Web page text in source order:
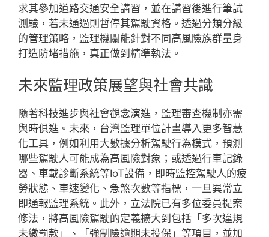
求其參加道路交通安全講習，並在講習後進行筆試
測驗，若未通過則暫停其駕駛資格。透過分類分級
的管理策略，監理機關能針對不同高風險族群量身
打造防堵措施，真正做到精準執法。
未來監理政策展望與社會共識
隨著科技進步與社會觀念演進，監理審查機制亦需
與時俱進。未來，台灣監理單位計畫導入更多智慧
化工具，例如利用大數據分析駕駛行為模式，預測
哪些駕駛人可能成為高風險對象；或透過行車記錄
器、車載診斷系統等IoT設備，即時監控駕駛人的疲
勞狀態、車速變化、急煞次數等指標，一旦異常立
即通報監理系統。此外，立法院已有多位委員提案
修法，將高風險駕駛的定義擴大到包括「多次違規
未繳罰款」、「強制險逾期未投保」等項目，並加